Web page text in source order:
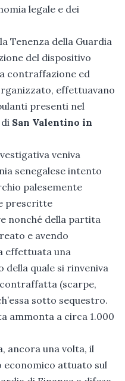
legale e dei
Tenenza della Guardia
del dispositivo
contraffazione ed
effettuavano
presenti nel
San Valentino in
veniva
senegalese intento
palesemente
prescritte
nonché della partita
e avendo
effettuata una
della quale si rinveniva
(scarpe,
sotto sequestro.
ammonta a circa 1.000
ancora una volta, il
attuato sul